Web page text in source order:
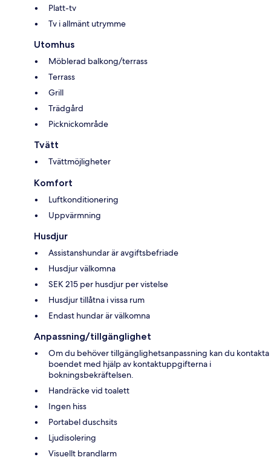
Platt-tv
Tv i allmänt utrymme
Utomhus
Möblerad balkong/terrass
Terrass
Grill
Trädgård
Picknickområde
Tvätt
Tvättmöjligheter
Komfort
Luftkonditionering
Uppvärmning
Husdjur
Assistanshundar är avgiftsbefriade
Husdjur välkomna
SEK 215 per husdjur per vistelse
Husdjur tillåtna i vissa rum
Endast hundar är välkomna
Anpassning/tillgänglighet
Om du behöver tillgänglighetsanpassning kan du kontakta
boendet med hjälp av kontaktuppgifterna i
bokningsbekräftelsen.
Handräcke vid toalett
Ingen hiss
Portabel duschsits
Ljudisolering
Visuellt brandlarm